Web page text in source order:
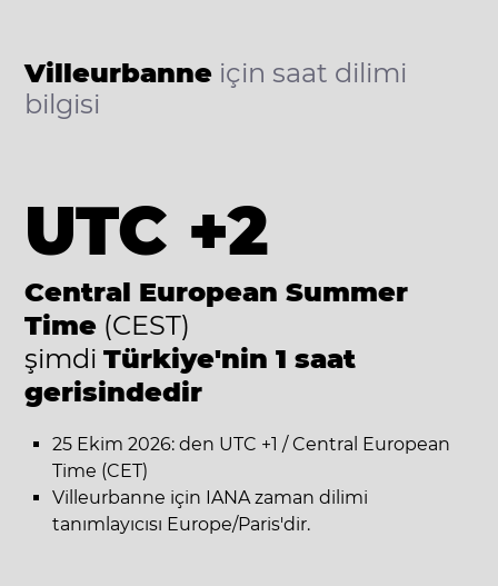
Villeurbanne için saat dilimi
bilgisi
UTC +2
Central European Summer
Time (CEST)
şimdi Türkiye'nin 1 saat
gerisindedir
25 Ekim 2026: den UTC +1 / Central European
Time (CET)
Villeurbanne için IANA zaman dilimi
tanımlayıcısı Europe/Paris'dir.